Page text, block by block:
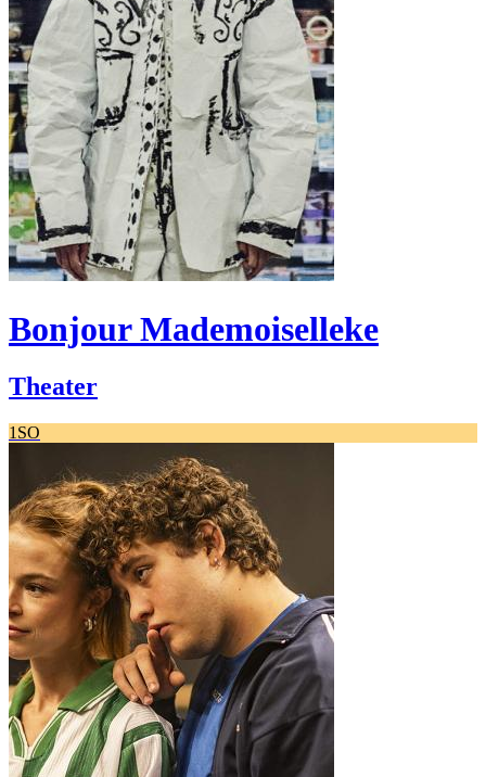
Bonjour Mademoiselleke
Theater
1SO